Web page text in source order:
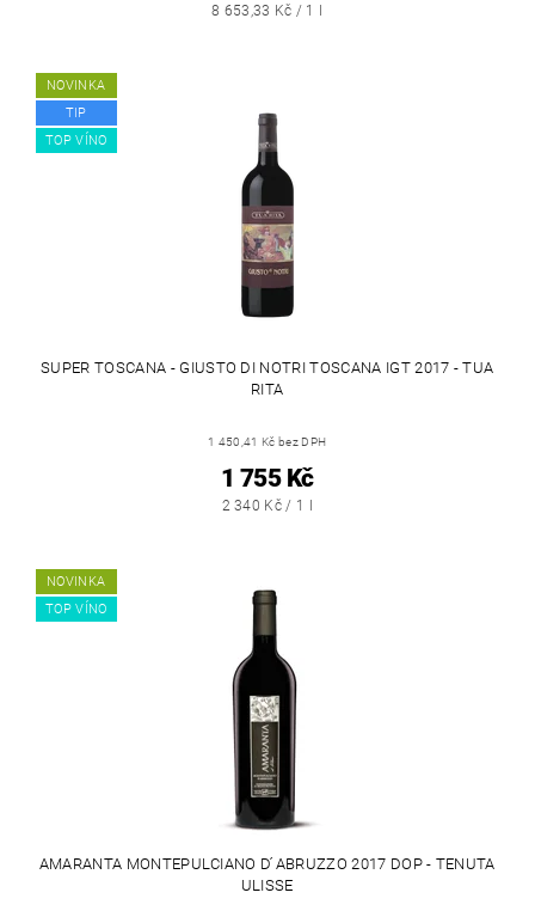
8 653,33 Kč / 1 l
NOVINKA
TIP
TOP VÍNO
SUPER TOSCANA - GIUSTO DI NOTRI TOSCANA IGT 2017 - TUA
RITA
1 450,41 Kč bez DPH
1 755 Kč
2 340 Kč / 1 l
NOVINKA
TOP VÍNO
AMARANTA MONTEPULCIANO D ́ABRUZZO 2017 DOP - TENUTA
ULISSE